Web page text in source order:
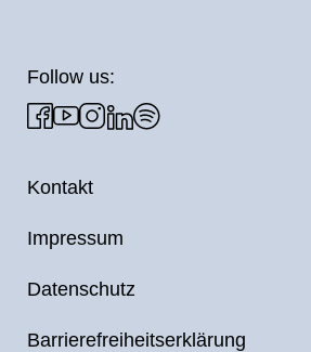
Follow us:
Kontakt
Impressum
Datenschutz
Barrierefreiheitserklärung